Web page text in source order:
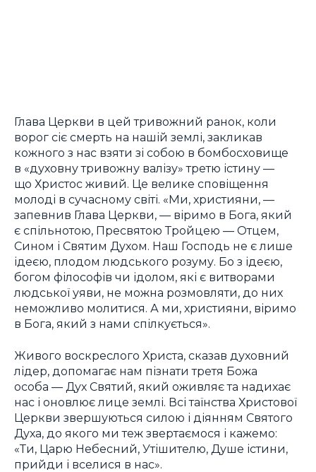
Глава Церкви в цей тривожний ранок, коли
ворог сіє смерть на нашій землі, закликав
кожного з нас взяти зі собою в бомбосховище
в «духовну тривожну валізу» третю істину —
що Христос живий. Це велике сповіщення
молоді в сучасному світі. «Ми, християни, —
запевнив Глава Церкви, — віримо в Бога, який
є спільнотою, Пресвятою Тройцею — Отцем,
Сином і Святим Духом. Наш Господь не є лише
ідеєю, плодом людського розуму. Бо з ідеєю,
богом філософів чи ідолом, які є витворами
людської уяви, не можна розмовляти, до них
неможливо молитися. А ми, християни, віримо
в Бога, який з нами спілкується».
Живого воскреслого Христа, сказав духовний
лідер, допомагає нам пізнати третя Божа
особа — Дух Святий, який оживляє та надихає
нас і оновлює лице землі. Всі таїнства Христової
Церкви звершуються силою і діянням Святого
Духа, до якого ми теж звертаємося і кажемо:
«Ти, Царю Небесний, Утішителю, Душе істини,
прийди і вселися в нас».